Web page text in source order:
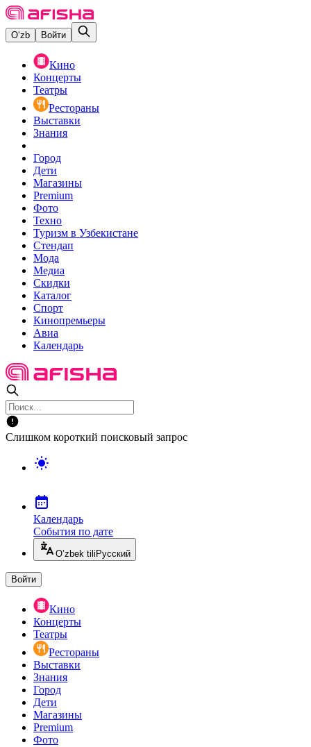
O‘zb Войти
Кино
Концерты
Театры
Рестораны
Выставки
Знания
Город
Дети
Магазины
Premium
Фото
Техно
Туризм в Узбекистане
Стендап
Мода
Медиа
Скидки
Каталог
Спорт
Кинопремьеры
Авиа
Календарь
Слишком короткий поисковый запрос
Календарь
События по дате
O’zbek tili Русский
Войти
Кино
Концерты
Театры
Рестораны
Выставки
Знания
Город
Дети
Магазины
Premium
Фото